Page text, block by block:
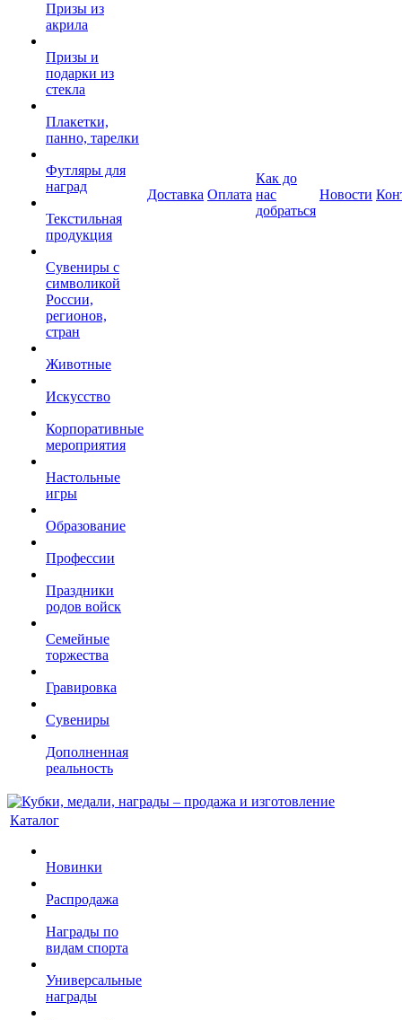
Призы из
акрила
Призы и
подарки из
стекла
Плакетки,
панно, тарелки
Футляры для
наград
Текстильная
продукция
Сувениры с
символикой
России,
регионов,
стран
Животные
Искусство
Корпоративные
мероприятия
Настольные
игры
Образование
Профессии
Праздники
родов войск
Семейные
торжества
Гравировка
Сувениры
Дополненная
реальность
Доставка Оплата
Как до
нас
добраться
Новости
Каталог
Новинки
Распродажа
Награды по
видам спорта
Универсальные
награды